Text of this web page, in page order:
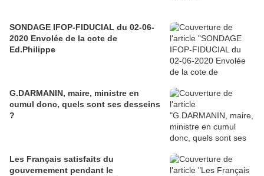
SONDAGE IFOP-FIDUCIAL du 02-06-
2020 Envolée de la cote de
Ed.Philippe
G.DARMANIN, maire, ministre en
cumul donc, quels sont ses desseins
?
Les Français satisfaits du
gouvernement pendant le